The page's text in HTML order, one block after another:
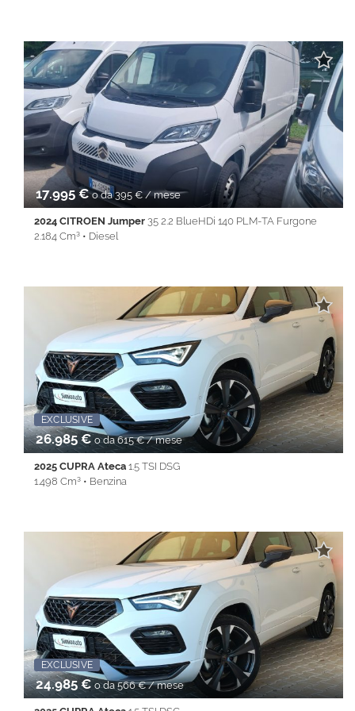
digitale • Bluetooth • Bracciolo • Chiusura centralizzata •
Climatizzatore • Cruise Control • ESP • Immobilizzatore
elettronico • Sensori di parcheggio posteriori • Sensori di
parcheggio posteriori • Servosterzo • Specchietti laterali elettrici
• USB
17.995 €o da 395 € / mese
2024 CITROEN Jumper 35 2.2 BlueHDi 140 PLM-TA Furgone
2.184 Cm³ • Diesel
Autoradio digitale • Bluetooth • Bracciolo • Cerchi in lega •
Chiusura centralizzata • Climatizzatore • Cruise Control • ESP •
Frenata d'emergenza assistita • Immobilizzatore elettronico •
Riconoscimento dei segnali stradali • Sensori di parcheggio
posteriori • Sensori di parcheggio posteriori • Servosterzo •
Specchietti laterali elettrici • Telecamera per parcheggio
assistito • Telecamera posteriore • Touch screen • Volante
multifunzione
EXCLUSIVE
26.985 € o da 615 € / mese
2025 CUPRA Ateca 1.5 TSI DSG
1.498 Cm³ • Benzina
Airbag testa • Alzacristalli elettrici • Android Auto • Apple
CarPlay • Autoradio • Bluetooth • cerchi da 19'' • Cerchi in lega •
Chiusura centralizzata • Climatizzatore • Controllo trazione •
Cruise Control • ESP • Full LED • Immobilizzatore elettronico •
Isofix • Keyless • Lane Assist • Park Distance Control • PDC •
REAR ASSIST • Sedile posteriore sdoppiato • Servosterzo •
Navigatore satellitare • Sospensioni pneumatiche • Specchietti
laterali elettrici • Start&Stop • Touch screen • USB • Vivavoce •
Volante multifunzione
Promo Fin-Light EXCLUSIVE
24.985 € o da 566 € / mese